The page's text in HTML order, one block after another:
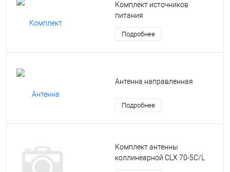
Комплект источников
питания
Подробнее
Антенна направленная
Подробнее
Комплект антенны
коллинеарной CLX 70-5C/L